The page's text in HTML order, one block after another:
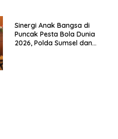
Sinergi Anak Bangsa di
Puncak Pesta Bola Dunia
2026, Polda Sumsel dan